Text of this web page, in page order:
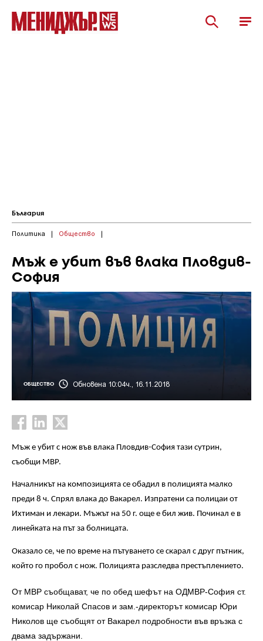
България
Политика | Общество |
Мъж е убит във влака Пловдив-
София
ОБЩЕСТВО Обновена 10:04ч., 16.11.2018
Мъж е убит с нож във влака Пловдив-София тази сутрин,
съобщи МВР.
Началникът на композицията се обадил в полицията малко
преди 8 ч. Спрял влака до Вакарел. Изпратени са полицаи от
Ихтиман и лекари. Мъжът на 50 г. още е бил жив. Починал е в
линейката на път за болницата.
Оказало се, че по време на пътуването се скарал с друг пътник,
който го пробол с нож. Полицията разследва престъплението.
От МВР съобщават, че по обед шефът на ОДМВР-София ст.
комисар Николай Спасов и зам.-директорът комисар Юри
Николов ще съобщят от Вакарел подробности във връзка с
двамa задържани.